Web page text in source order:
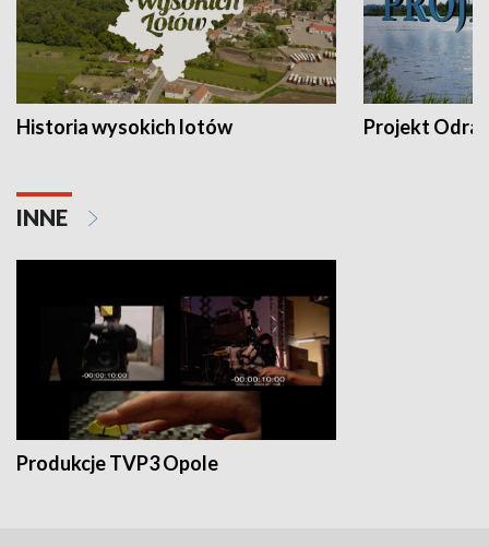
Historia wysokich lotów Projekt Odra
INNE
Produkcje TVP3 Opole